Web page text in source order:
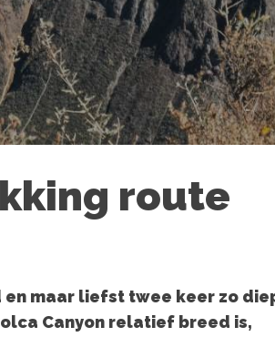
route
en maar liefst twee keer zo
Canyon relatief breed is,